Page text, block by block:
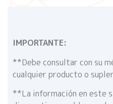
IMPORTANTE:
**Debe consultar con su
cualquier producto o
**La información en este